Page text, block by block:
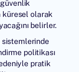
küresel olarak
belirler.
sistemlerinde
politikası
pratik